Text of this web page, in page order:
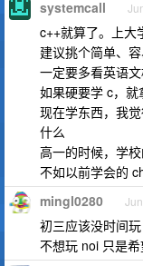
systemcall
c++就算了。上大
建议挑个简单、
一定要多看英语
如果硬要学 c，
现在学东西，我
什么
高一的时候，学
不如以前学会的
mingl0280
初三应该没时间
不想玩 noi 只是